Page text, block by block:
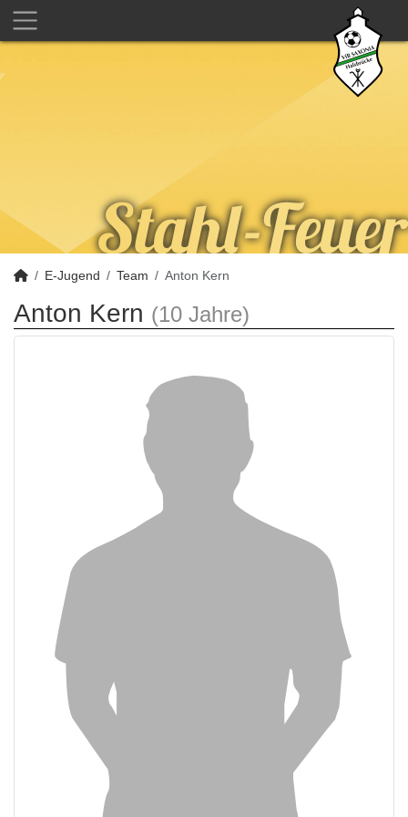
E-Jugend Team Anton Kern
Anton Kern (10 Jahre)